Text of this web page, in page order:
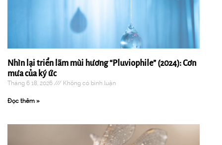
Nhìn lại triển lãm mùi hương “Pluviophile” (2024): Cơn
mưa của ký ức
Tháng 6 18, 2026 Không có bình luận
Đọc thêm »